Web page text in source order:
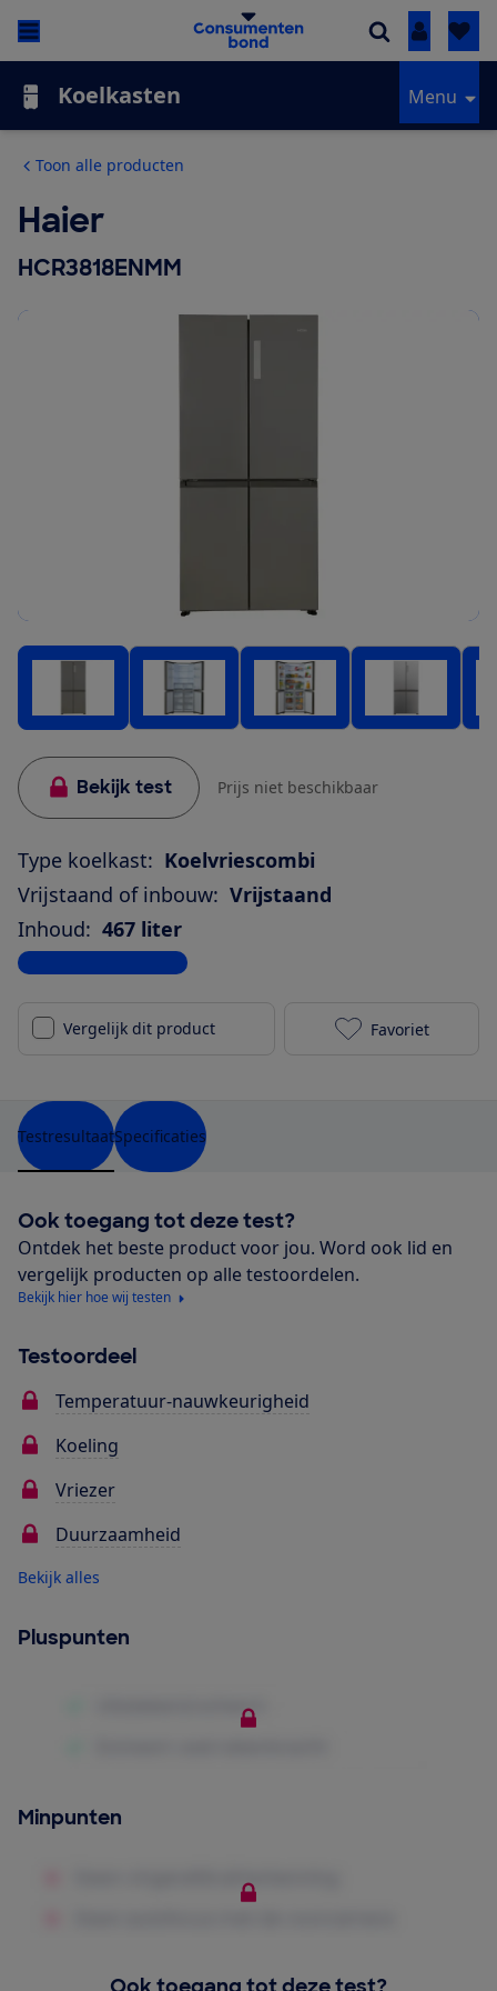
Inloggen
Koelkasten Menu
Toon alle producten
Haier
HCR3818ENMM
Bekijk test Prijs niet beschikbaar
Type koelkast: Koelvriescombi
Vrijstaand of inbouw: Vrijstaand
Inhoud: 467 liter
Bekijk alle specificaties
Vergelijk dit product Haier
Favoriet
TestresultaatSpecificaties
Ook toegang tot deze test?
Ontdek het beste product voor jou. Word ook lid en
vergelijk producten op alle testoordelen.
Bekijk hier hoe wij testen
Testoordeel
Temperatuur-nauwkeurigheid
Koeling
Vriezer
Duurzaamheid
Bekijk alles
Pluspunten
Minpunten